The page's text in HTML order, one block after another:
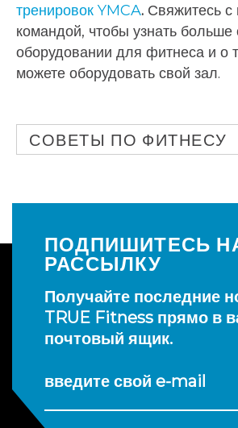
тренировок YMCA. Свяжитесь
командой, чтобы узнать
оборудовании для фитнеса и о
можете оборудовать свой зал.
СОВЕТЫ ПО ФИТНЕСУ
ПОДПИШИТЕСЬ
РАССЫЛКУ
Получайте последние
TRUE Fitness прямо в
почтовый ящик.
введите свой e-mail